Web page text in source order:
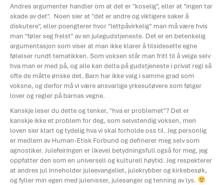
Andres argumenter handler om at det er "koselig", eller at "ingen tar
skade av det". Noen sier at "det er andre og viktigere saker å
diskutere", eller poengterer hvor "lettpåvirkelig" man må være hvis
man "føler seg frelst" av en julegudstjeneste. Det er en betenkelig
argumentasjon som viser at man ikke klarer å tilsidesette egne
følelser rundt tematikken. Som voksen står man fritt til å velge selv
hva man er med på, og alle kan delta på gudstjeneste i privat regi så
ofte de måtte ønske det. Barn har ikke valg i samme grad som
voksne, og derfor må vi være ansvarlige yrkesutøvere som følger
lover og regler på barnas vegne.
Kanskje leser du dette og tenker, "hva er problemet"? Det er
kanskje ikke et problem for deg, som selvstendig voksen, men
loven sier klart og tydelig hva vi skal forholde oss til. Jeg personlig
er medlem av Human-Etisk Forbund og definerer meg selv som
agnostiker. Julefeiringen er likevel betydningsfull også for meg, jeg
oppfatter den som en universell og kulturell høytid. Jeg respekterer
at andres jul inneholder juleevangeliet, julekrybber og kirkebesøk,
og fyller min egen med julenisser, julesanger og tenning av lys.